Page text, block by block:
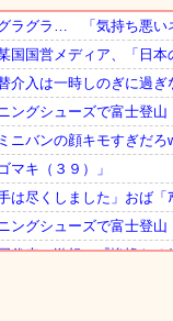
Mute